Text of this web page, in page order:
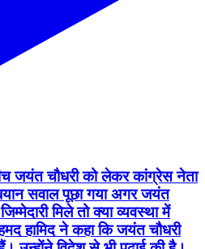
जयंत चौधरी को लेकर कांग्रेस नेता
सवाल पूछा गया अगर जयंत
मिले तो क्या व्यवस्था में
हामिद ने कहा कि जयंत चौधरी